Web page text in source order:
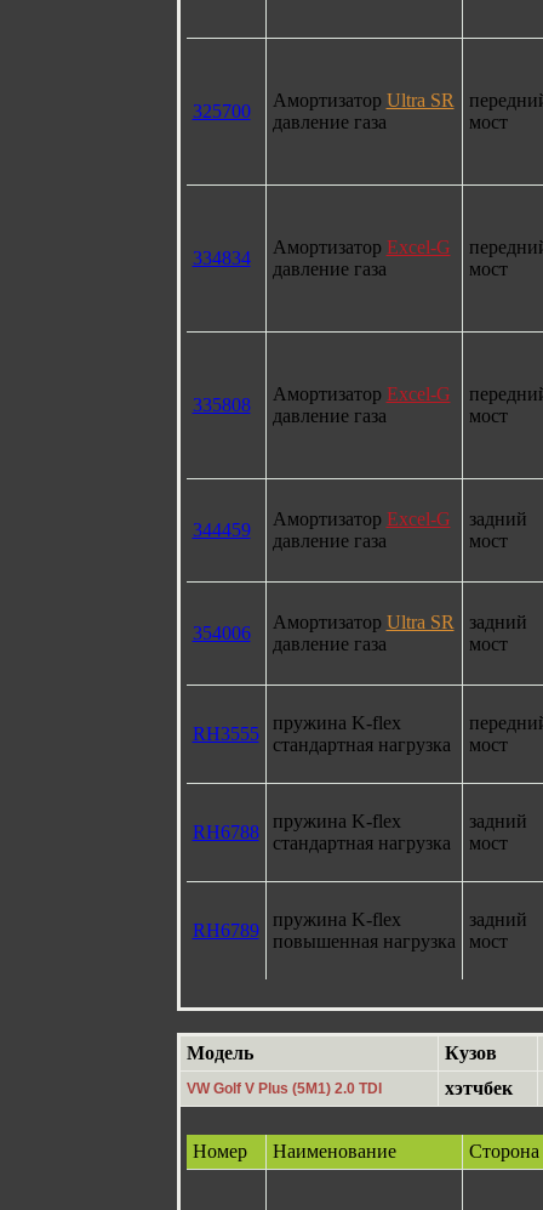
325700
Амортизатор Ultra SR
давление газа
мост
334834
Амортизатор Excel-G
давление газа
мост
335808
Амортизатор Excel-G
давление газа
мост
344459
Амортизатор Excel-G
давление газа
задний
мост
354006
Амортизатор Ultra SR
давление газа
задний
мост
RH3555
пружина K-flex
стандартная нагрузка
мост
RH6788
пружина K-flex
стандартная нагрузка
задний
мост
RH6789
пружина K-flex
повышенная нагрузка
задний
мост
Модель Кузов
VW Golf V Plus (5M1) 2.0 TDI хэтчбек
Номер Наименование Сторона